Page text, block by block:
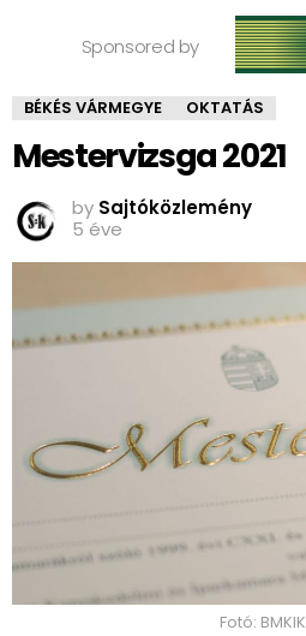
Sponsored by
BÉKÉS VÁRMEGYE OKTATÁS
Mestervizsga 2021
by Sajtóközlemény
5 éve
Fotó: BMKIK